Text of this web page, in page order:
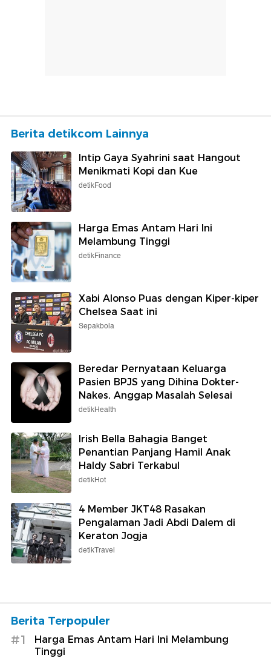
Berita detikcom Lainnya
Intip Gaya Syahrini saat Hangout
Menikmati Kopi dan Kue
detikFood
Harga Emas Antam Hari Ini
Melambung Tinggi
detikFinance
Xabi Alonso Puas dengan Kiper-kiper
Chelsea Saat ini
Sepakbola
Beredar Pernyataan Keluarga
Pasien BPJS yang Dihina Dokter-
Nakes, Anggap Masalah Selesai
detikHealth
Irish Bella Bahagia Banget
Penantian Panjang Hamil Anak
Haldy Sabri Terkabul
detikHot
4 Member JKT48 Rasakan
Pengalaman Jadi Abdi Dalem di
Keraton Jogja
detikTravel
Berita Terpopuler
#1
Harga Emas Antam Hari Ini Melambung
Tinggi